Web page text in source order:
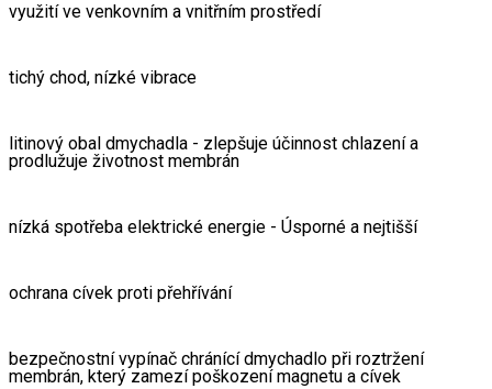
využití ve venkovním a vnitřním prostředí
tichý chod, nízké vibrace
litinový obal dmychadla - zlepšuje účinnost chlazení a
prodlužuje životnost membrán
nízká spotřeba elektrické energie - Úsporné a nejtišší
ochrana cívek proti přehřívání
bezpečnostní vypínač chránící dmychadlo při roztržení
membrán, který zamezí poškození magnetu a cívek